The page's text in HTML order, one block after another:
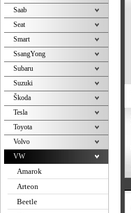
Saab
Seat
Smart
SsangYong
Subaru
Suzuki
Škoda
Tesla
Toyota
Volvo
VW
Amarok
Arteon
Beetle